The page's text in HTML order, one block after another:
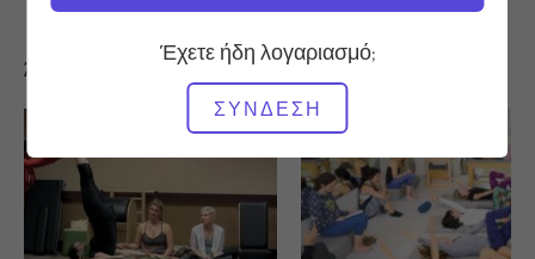
Έχετε ήδη λογαριασμό;
ΣΎΝΔΕΣΗ
Άλλες προπονήσεις που μπορεί να σας αρέσουν